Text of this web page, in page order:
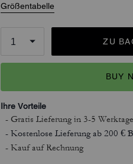
Größentabelle
ZU
BUY
Ihre Vorteile
- Gratis Lieferungin 3-5
- Kostenlose Lieferung ab 200 €
- Kauf auf Rechnung